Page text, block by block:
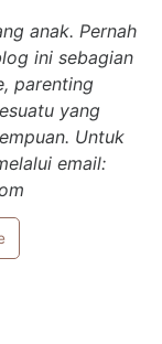
anak. Pernah
ini sebagian
parenting
yang
Untuk
email: